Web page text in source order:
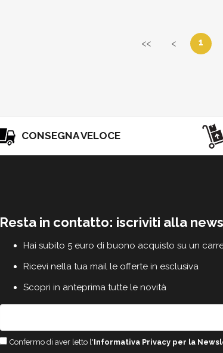
<< < 1
CONSEGNA VELOCE
Resta in contatto: iscriviti alla
Hai subito 5 euro di buono acquisto su un
Ricevi nella tua mail le offerte in esclusiva
Scopri in anteprima tutte le novità
Confermo di aver letto l'Informativa Privacy per la